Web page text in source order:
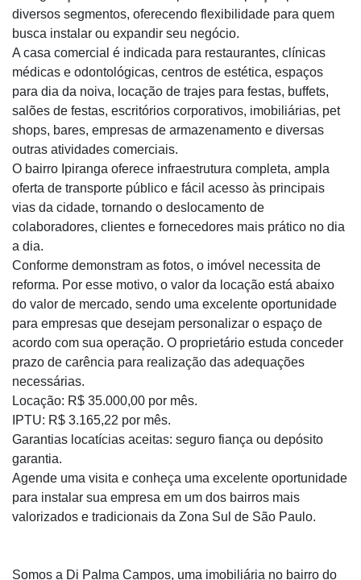
diversos segmentos, oferecendo flexibilidade para quem
busca instalar ou expandir seu negócio.
A casa comercial é indicada para restaurantes, clínicas
médicas e odontológicas, centros de estética, espaços
para dia da noiva, locação de trajes para festas, buffets,
salões de festas, escritórios corporativos, imobiliárias, pet
shops, bares, empresas de armazenamento e diversas
outras atividades comerciais.
O bairro Ipiranga oferece infraestrutura completa, ampla
oferta de transporte público e fácil acesso às principais
vias da cidade, tornando o deslocamento de
colaboradores, clientes e fornecedores mais prático no dia
a dia.
Conforme demonstram as fotos, o imóvel necessita de
reforma. Por esse motivo, o valor da locação está abaixo
do valor de mercado, sendo uma excelente oportunidade
para empresas que desejam personalizar o espaço de
acordo com sua operação. O proprietário estuda conceder
prazo de carência para realização das adequações
necessárias.
Locação: R$ 35.000,00 por mês.
IPTU: R$ 3.165,22 por mês.
Garantias locatícias aceitas: seguro fiança ou depósito
garantia.
Agende uma visita e conheça uma excelente oportunidade
para instalar sua empresa em um dos bairros mais
valorizados e tradicionais da Zona Sul de São Paulo.
Somos a Di Palma Campos, uma imobiliária no bairro do